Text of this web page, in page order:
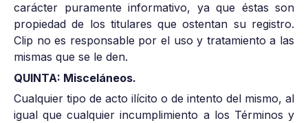
carácter puramente informativo, ya que éstas son
propiedad de los titulares que ostentan su registro.
Clip no es responsable por el uso y tratamiento a las
mismas que se le den.
QUINTA: Misceláneos.
Cualquier tipo de acto ilícito o de intento del mismo, al
igual que cualquier incumplimiento a los Términos y